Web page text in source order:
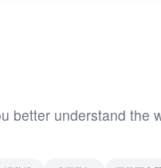
better understand the